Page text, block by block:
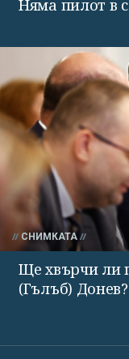
Няма пилот в
СНИМКАТА
Ще хвърчи ли
(Гълъб) Донев?